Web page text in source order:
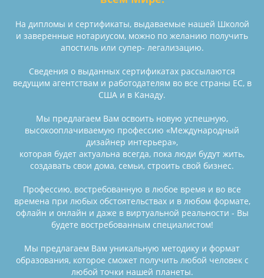
На дипломы и сертификаты, выдаваемые нашей Школой
и заверенные нотариусом, можно по желанию получить
апостиль или супер- легализацию.
Сведения о выданных сертификатах рассылаются
ведущим агентствам и работодателям во все страны ЕС, в
США и в Канаду.
Мы предлагаем Вам освоить новую успешную,
высокооплачиваемую профессию «Международный
дизайнер интерьера»,
которая будет актуальна всегда, пока люди будут жить,
создавать свои дома, семьи, строить свой бизнес.
Профессию, востребованную в любое время и во все
времена при любых обстоятельствах и в любом формате,
офлайн и онлайн и даже в виртуальной реальности - Вы
будете востребованным специалистом!
Мы предлагаем Вам уникальную методику и формат
образования, которое сможет получить любой человек с
любой точки нашей планеты.